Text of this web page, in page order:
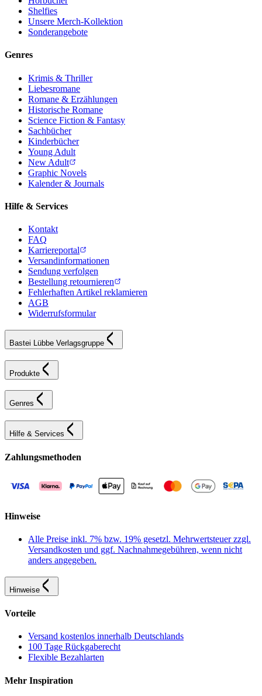
Shelfies
Unsere Merch-Kollektion
Sonderangebote
Genres
Krimis & Thriller
Liebesromane
Romane & Erzählungen
Historische Romane
Science Fiction & Fantasy
Sachbücher
Kinderbücher
Young Adult
New Adult
Graphic Novels
Kalender & Journals
Hilfe & Services
Kontakt
FAQ
Karriereportal
Versandinformationen
Sendung verfolgen
Bestellung retournieren
Fehlerhaften Artikel reklamieren
AGB
Widerrufsformular
Bastei Lübbe Verlagsgruppe
Produkte
Genres
Hilfe & Services
Zahlungsmethoden
Hinweise
Alle Preise inkl. 7% bzw. 19% gesetzl. Mehrwertsteuer zzgl.
Versandkosten und ggf. Nachnahmegebühren, wenn nicht
anders angegeben.
Hinweise
Vorteile
Versand kostenlos innerhalb Deutschlands
100 Tage Rückgaberecht
Flexible Bezahlarten
Mehr Inspiration